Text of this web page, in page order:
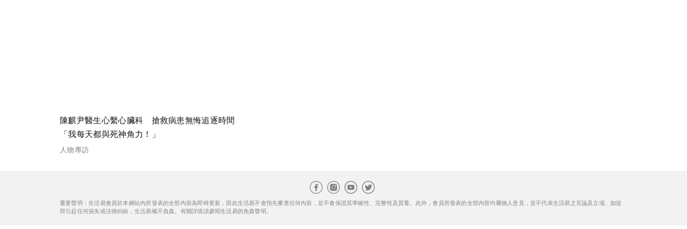
陳麒尹醫生心繫心臟科 搶救病患無悔追逐時間
「我每天都與死神角力！」
人物專訪
重要聲明：生活易會員於本網站內所發表的全部內容為即時更新，因此生活易不會預先審查任何內容，並不會保證其準確性、完整性及質量。此外，會員所發表的全部內容均屬個人意見，並不代表生活易之言論及立場。如從
而引起任何損失或法律糾紛，生活易概不負責。有關詳情請參閱生活易的免責聲明。